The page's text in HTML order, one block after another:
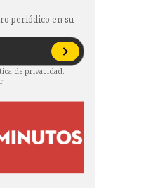
periódico en su
de privacidad.